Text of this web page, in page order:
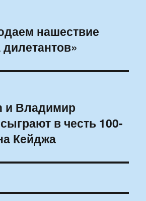
нашествие
и Владимир
в честь 100-
Кейджа